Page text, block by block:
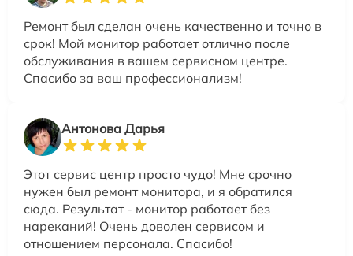
Ремонт был сделан очень качественно и точно в
срок! Мой монитор работает отлично после
обслуживания в вашем сервисном центре.
Спасибо за ваш профессионализм!
Антонова Дарья
Этот сервис центр просто чудо! Мне срочно
нужен был ремонт монитора, и я обратился
сюда. Результат - монитор работает без
нареканий! Очень доволен сервисом и
отношением персонала. Спасибо!